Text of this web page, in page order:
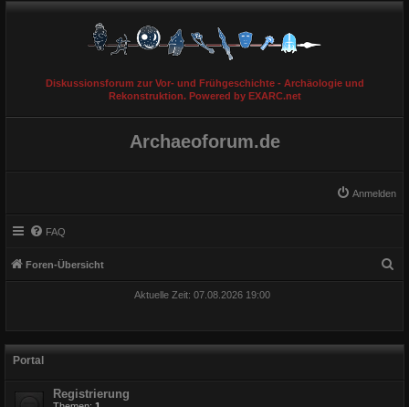
Diskussionsforum zur Vor- und Frühgeschichte - Archäologie und
Rekonstruktion. Powered by EXARC.net
Archaeoforum.de
Anmelden
FAQ
Foren-Übersicht
Aktuelle Zeit: 07.08.2026 19:00
Portal
Registrierung